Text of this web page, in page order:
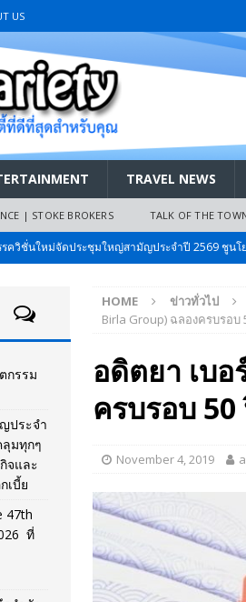
US
TRAVEL NEWS
| STOKE BROKERS TALK OF THE
ควิชั่นใหม่จัดประชุมใหญ่สามัญประจำปี 2569 ชูน
เริ่มแล้วงานมหกรรมยานยนต์ The 47th Bangkok
] นครปฐมส้มไม่แผ่ว แต่บ้านใหญ่ผนึกกำลัง สกัด!! เจ
รบกันเอง
PR NEWS
] i-Motor เปิดตัว BREEZE ปักธงผู้นำ EV สองล้อที่
ฯ เปิดตัวโครงการ ต้นแบบนวัตกรรมอาหารสุขภาพ
HOME ข่าวทั่วไป
Birla Group) ฉลองครบรอบ
อดิตยา เบ
ครบรอบ 50
November 4, 2019
กรรม
ประจำ
มทุกๆ
จและ
เบี้ย
47th
ที่